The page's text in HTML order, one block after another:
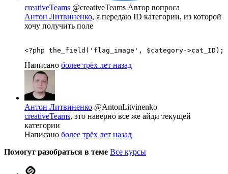
creativeTeams @creativeTeams Автор вопроса
Антон Литвиненко, я передаю ID категории, из которой
хочу получить поле
<?php the_field('flag_image', $category->cat_ID);
Написано более трёх лет назад
Антон Литвиненко @AntonLitvinenko
creativeTeams, это наверно все же айди текущей
категории
Написано более трёх лет назад
Помогут разобраться в теме Все курсы